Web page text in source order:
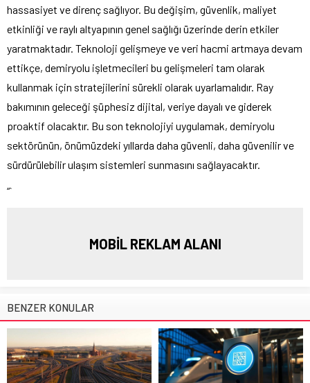
hassasiyet ve direnç sağlıyor. Bu değişim, güvenlik, maliyet
etkinliği ve raylı altyapının genel sağlığı üzerinde derin etkiler
yaratmaktadır. Teknoloji gelişmeye ve veri hacmi artmaya devam
ettikçe, demiryolu işletmecileri bu gelişmeleri tam olarak
kullanmak için stratejilerini sürekli olarak uyarlamalıdır. Ray
bakımının geleceği şüphesiz dijital, veriye dayalı ve giderek
proaktif olacaktır. Bu son teknolojiyi uygulamak, demiryolu
sektörünün, önümüzdeki yıllarda daha güvenli, daha güvenilir ve
sürdürülebilir ulaşım sistemleri sunmasını sağlayacaktır.
“`
MOBİL REKLAM ALANI
BENZER KONULAR